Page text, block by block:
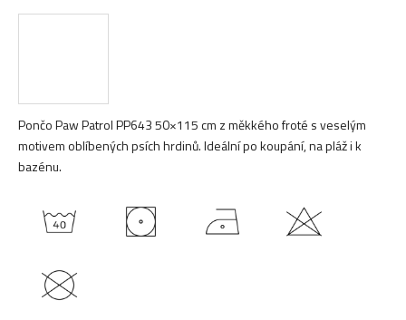
Pončo Paw Patrol PP643 50×115 cm z měkkého froté s veselým
motivem oblíbených psích hrdinů. Ideální po koupání, na pláž i k
bazénu.